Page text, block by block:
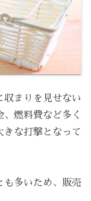
収まりを見せない
燃料費など多く
きな打撃となって
も多いため、販売